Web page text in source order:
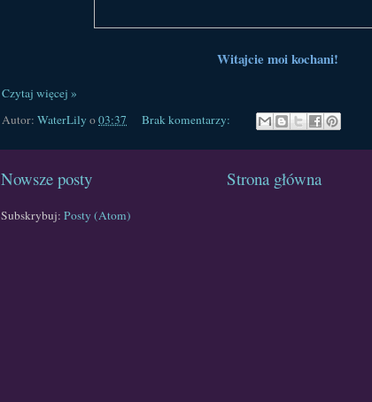
Witajcie moi kochani!
Czytaj więcej »
Autor: WaterLily o03:37 Brak komentarzy:
Nowsze posty Strona główna
Subskrybuj: Posty (Atom)